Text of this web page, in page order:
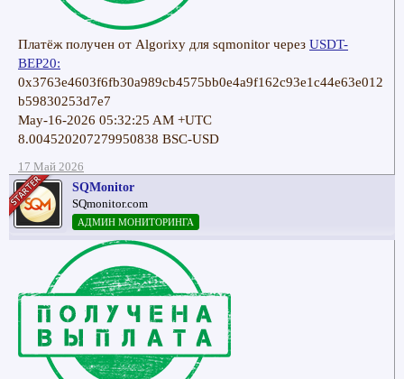
Платёж получен от Algorixy для sqmonitor через USDT-
BEP20:
0x3763e4603f6fb30a989cb4575bb0e4a9f162c93e1c44e63e012
b59830253d7e7
May-16-2026 05:32:25 AM +UTC
8.004520207279950838 BSC-USD
17 Май 2026
SQMonitor
SQmonitor.com
АДМИН МОНИТОРИНГА